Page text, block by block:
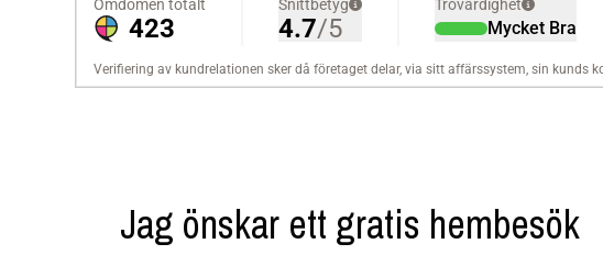
Jag önskar ett gratis hembesök